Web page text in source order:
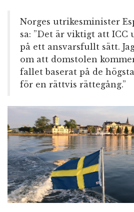
Norges utrikesminister
sa: ”Det är viktigt att
på ett ansvarsfullt sätt.
om att domstolen
fallet baserat på de
för en rättvis rättegång.”